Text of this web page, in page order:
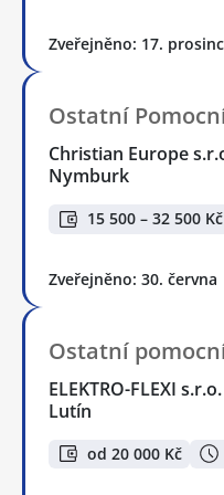
Zveřejněno: 17.
Ostatní
Christian Europe
Nymburk
15 500 – 32 500 Kč
Zveřejněno: 30. června
Ostatní
ELEKTRO-FLEXI s.r.o.
Lutín
od 20 000 Kč